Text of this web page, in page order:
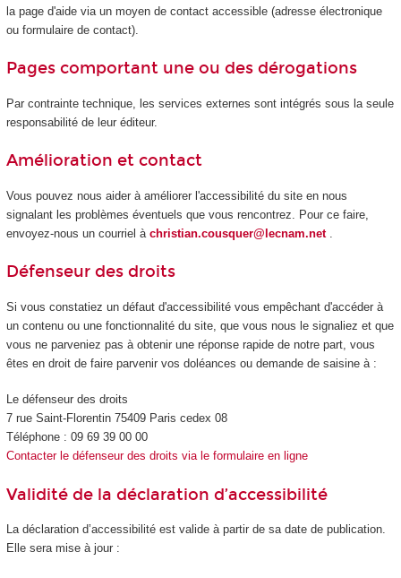
la page d'aide via un moyen de contact accessible (adresse électronique
ou formulaire de contact).
Pages comportant une ou des dérogations
Par contrainte technique, les services externes sont intégrés sous la seule
responsabilité de leur éditeur.
Amélioration et contact
Vous pouvez nous aider à améliorer l'accessibilité du site en nous
signalant les problèmes éventuels que vous rencontrez. Pour ce faire,
envoyez-nous un courriel à christian.cousquer@lecnam.net
Défenseur des droits
Si vous constatiez un défaut d'accessibilité vous empêchant d'accéder à
un contenu ou une fonctionnalité du site, que vous nous le signaliez et que
vous ne parveniez pas à obtenir une réponse rapide de notre part, vous
êtes en droit de faire parvenir vos doléances ou demande de saisine à :
Le défenseur des droits
7 rue Saint-Florentin 75409 Paris cedex 08
Téléphone : 09 69 39 00 00
Contacter le défenseur des droits via le formulaire en ligne
Validité de la déclaration d’accessibilité
La déclaration d’accessibilité est valide à partir de sa date de publication.
Elle sera mise à jour :